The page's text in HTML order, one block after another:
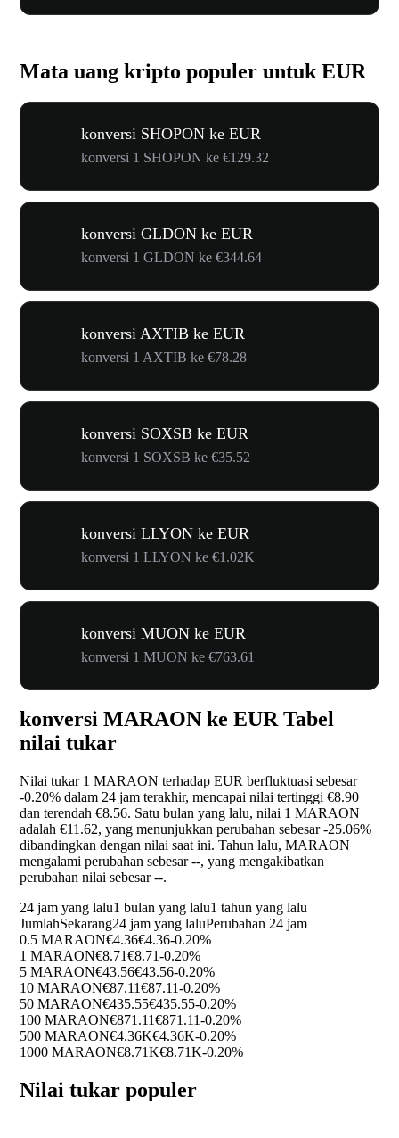
Mata uang kripto populer untuk EUR
konversi SHOPON ke EUR
konversi 1 SHOPON ke €129.32
konversi GLDON ke EUR
konversi 1 GLDON ke €344.64
konversi AXTIB ke EUR
konversi 1 AXTIB ke €78.28
konversi SOXSB ke EUR
konversi 1 SOXSB ke €35.52
konversi LLYON ke EUR
konversi 1 LLYON ke €1.02K
konversi MUON ke EUR
konversi 1 MUON ke €763.61
konversi MARAON ke EUR Tabel
nilai tukar
Nilai tukar 1 MARAON terhadap EUR berfluktuasi sebesar
-0.20% dalam 24 jam terakhir, mencapai nilai tertinggi €8.90
dan terendah €8.56. Satu bulan yang lalu, nilai 1 MARAON
adalah €11.62, yang menunjukkan perubahan sebesar-25.06%
dibandingkan dengan nilai saat ini. Tahun lalu, MARAON
mengalami perubahan sebesar--, yang mengakibatkan
perubahan nilai sebesar--.
24 jam yang lalu1 bulan yang lalu1 tahun yang lalu
JumlahSekarang24 jam yang laluPerubahan 24 jam
0.5 MARAON€4.36€4.36-0.20%
1 MARAON€8.71€8.71-0.20%
5 MARAON€43.56€43.56-0.20%
10 MARAON€87.11€87.11-0.20%
50 MARAON€435.55€435.55-0.20%
100 MARAON€871.11€871.11-0.20%
500 MARAON€4.36K€4.36K-0.20%
1000 MARAON€8.71K€8.71K-0.20%
Nilai tukar populer